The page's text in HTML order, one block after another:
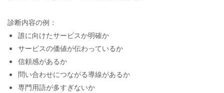
診断内容の例：
誰に向けたサービスか明確か
サービスの価値が伝わっているか
信頼感があるか
問い合わせにつながる導線があるか
専門用語が多すぎないか